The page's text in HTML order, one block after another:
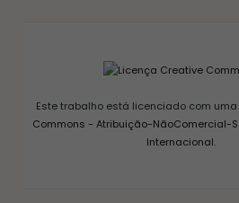
Este trabalho está licenciado com uma
Commons - Atribuição-NãoComercial-
Internacional.